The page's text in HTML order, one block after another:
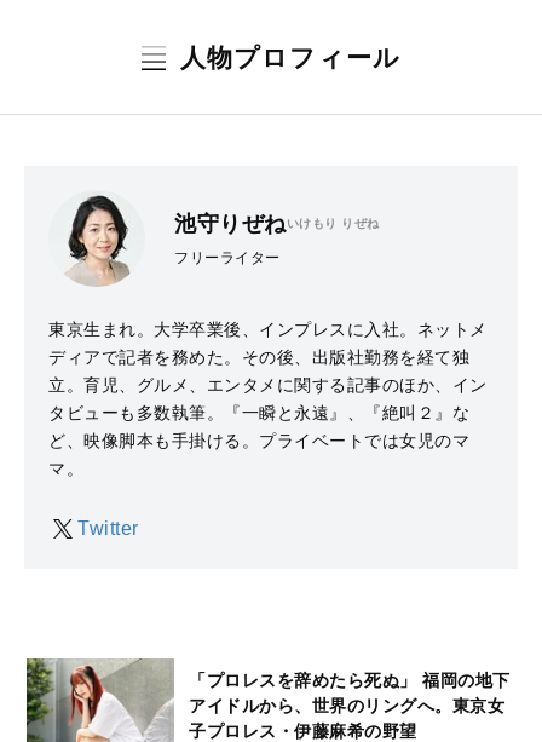
人物プロフィール
池守りぜねいけもり りぜね
フリーライター
東京生まれ。大学卒業後、インプレスに入社。ネットメ
ディアで記者を務めた。その後、出版社勤務を経て独
立。育児、グルメ、エンタメに関する記事のほか、イン
タビューも多数執筆。『一瞬と永遠』、『絶叫２』な
ど、映像脚本も手掛ける。プライベートでは女児のマ
マ。
Twitter
「プロレスを辞めたら死ぬ」 福岡の地下
アイドルから、世界のリングへ。東京女
子プロレス・伊藤麻希の野望